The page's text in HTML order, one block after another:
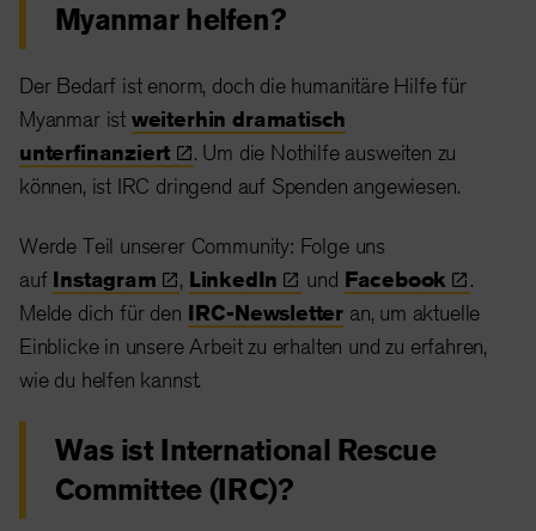
Myanmar helfen?
Der Bedarf ist enorm, doch die humanitäre Hilfe für
Myanmar ist weiterhin dramatisch
unterfinanziert
. Um die Nothilfe ausweiten zu
können, ist IRC dringend auf Spenden angewiesen.
Werde Teil unserer Community: Folge uns
auf Instagram , LinkedIn und Facebook
.
Melde dich für den IRC-Newsletter an, um aktuelle
Einblicke in unsere Arbeit zu erhalten und zu erfahren,
wie du helfen kannst.
Was ist International Rescue
Committee (IRC)?